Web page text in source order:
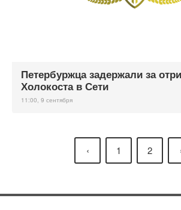
Петербуржца задержали за
Холокоста в Сети
11:00, 9 сентября
‹ 1 2